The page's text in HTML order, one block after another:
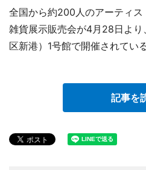
全国から約200人のアーティ
雑貨展示販売会が4月28日よ
区新港）1号館で開催されている
記事を